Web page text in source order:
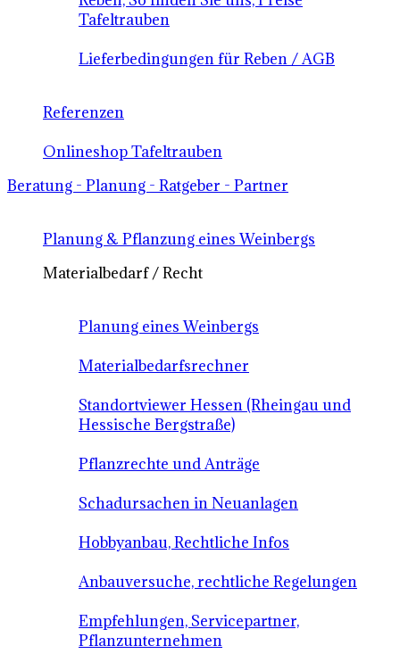
Tafeltrauben
Lieferbedingungen für Reben / AGB
Referenzen
Onlineshop Tafeltrauben
Beratung - Planung - Ratgeber - Partner
Planung & Pflanzung eines Weinbergs
Materialbedarf / Recht
Planung eines Weinbergs
Materialbedarfsrechner
Standortviewer Hessen (Rheingau und
Hessische Bergstraße)
Pflanzrechte und Anträge
Schadursachen in Neuanlagen
Hobbyanbau, Rechtliche Infos
Anbauversuche, rechtliche Regelungen
Empfehlungen, Servicepartner,
Pflanzunternehmen